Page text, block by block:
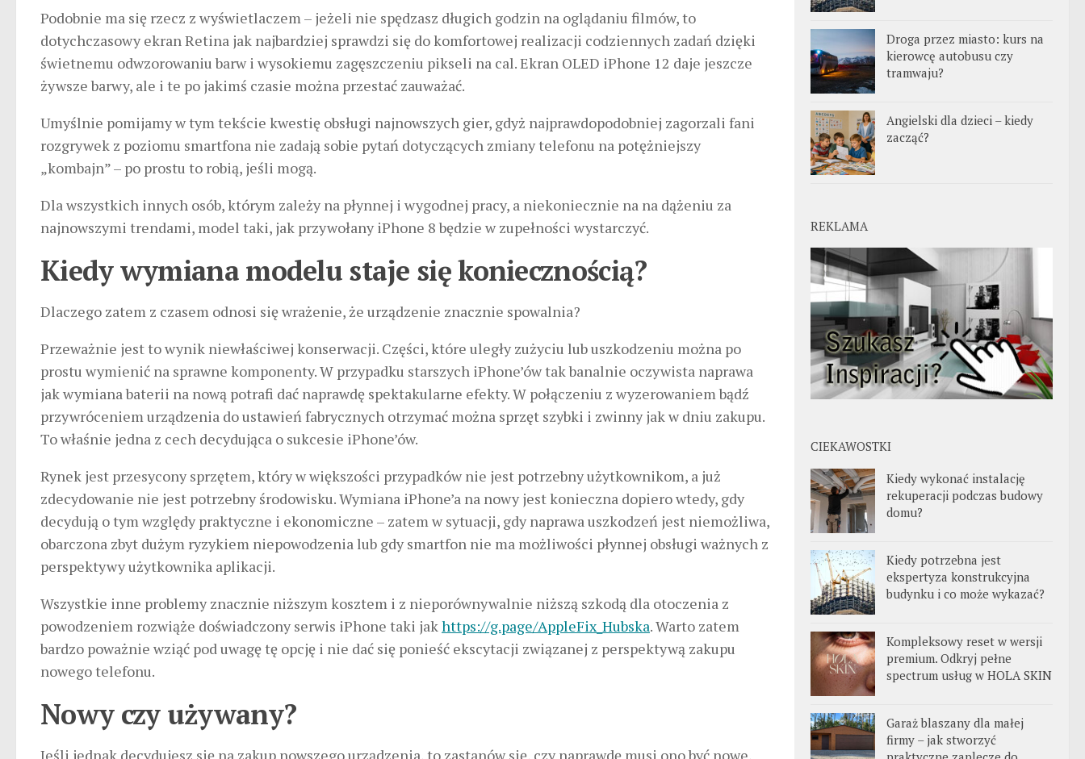
Podobnie ma się rzecz z wyświetlaczem – jeżeli nie spędzasz długich godzin na oglądaniu filmów, to
dotychczasowy ekran Retina jak najbardziej sprawdzi się do komfortowej realizacji codziennych zadań dzięki
świetnemu odwzorowaniu barw i wysokiemu zagęszczeniu pikseli na cal. Ekran OLED iPhone 12 daje jeszcze
żywsze barwy, ale i te po jakimś czasie można przestać zauważać.
Umyślnie pomijamy w tym tekście kwestię obsługi najnowszych gier, gdyż najprawdopodobniej zagorzali fani
rozgrywek z poziomu smartfona nie zadają sobie pytań dotyczących zmiany telefonu na potężniejszy
„kombajn” – po prostu to robią, jeśli mogą.
Dla wszystkich innych osób, którym zależy na płynnej i wygodnej pracy, a niekoniecznie na na dążeniu za
najnowszymi trendami, model taki, jak przywołany iPhone 8 będzie w zupełności wystarczyć.
Kiedy wymiana modelu staje się koniecznością?
Dlaczego zatem z czasem odnosi się wrażenie, że urządzenie znacznie spowalnia?
Przeważnie jest to wynik niewłaściwej konserwacji. Części, które uległy zużyciu lub uszkodzeniu można po
prostu wymienić na sprawne komponenty. W przypadku starszych iPhone’ów tak banalnie oczywista naprawa
jak wymiana baterii na nową potrafi dać naprawdę spektakularne efekty. W połączeniu z wyzerowaniem bądź
przywróceniem urządzenia do ustawień fabrycznych otrzymać można sprzęt szybki i zwinny jak w dniu zakupu.
To właśnie jedna z cech decydująca o sukcesie iPhone’ów.
Rynek jest przesycony sprzętem, który w większości przypadków nie jest potrzebny użytkownikom, a już
zdecydowanie nie jest potrzebny środowisku. Wymiana iPhone’a na nowy jest konieczna dopiero wtedy, gdy
decydują o tym względy praktyczne i ekonomiczne – zatem w sytuacji, gdy naprawa uszkodzeń jest niemożliwa,
obarczona zbyt dużym ryzykiem niepowodzenia lub gdy smartfon nie ma możliwości płynnej obsługi ważnych z
perspektywy użytkownika aplikacji.
Wszystkie inne problemy znacznie niższym kosztem i z nieporównywalnie niższą szkodą dla otoczenia z
powodzeniem rozwiąże doświadczony serwis iPhone taki jakhttps://g.page/AppleFix_Hubska. Warto zatem
bardzo poważnie wziąć pod uwagę tę opcję i nie dać się ponieść ekscytacji związanej z perspektywą zakupu
nowego telefonu.
Nowy czy używany?
Jeśli jednak decydujesz się na zakup nowszego urządzenia, to zastanów się, czy naprawdę musi ono być nowe,
Droga przez miasto: kurs na
kierowcę autobusu czy
tramwaju?
Angielski dla dzieci – kiedy
zacząć?
REKLAMA
CIEKAWOSTKI
Kiedy wykonać instalację
rekuperacji podczas budowy
domu?
Kiedy potrzebna jest
ekspertyza konstrukcyjna
budynku i co może wykazać?
Kompleksowy reset w wersji
premium. Odkryj pełne
spectrum usług w HOLA SKIN
Garaż blaszany dla małej
firmy – jak stworzyć